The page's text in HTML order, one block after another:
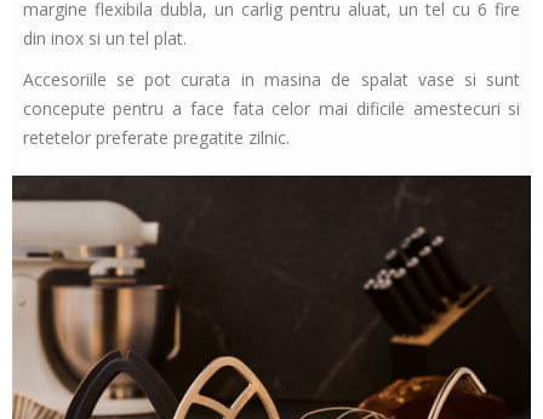
margine flexibila dubla, un carlig pentru aluat, un tel cu 6 fire
din inox si un tel plat.
Accesoriile se pot curata in masina de spalat vase si sunt
concepute pentru a face fata celor mai dificile amestecuri si
retetelor preferate pregatite zilnic.